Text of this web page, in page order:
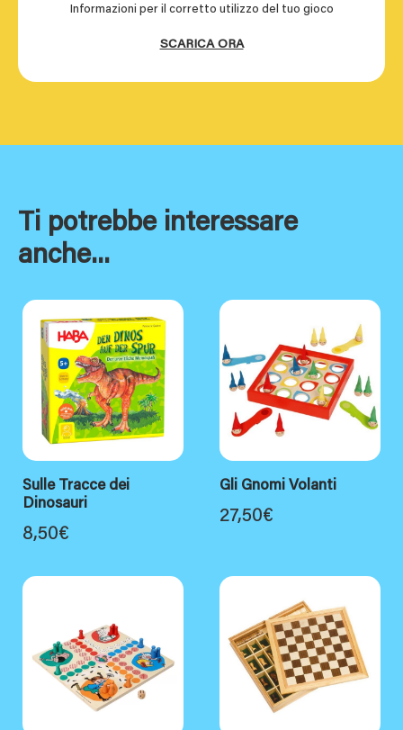
Informazioni per il corretto utilizzo del tuo gioco
SCARICA ORA
Ti potrebbe interessare
anche...
Sulle Tracce dei
Dinosauri
8,50€
Gli Gnomi Volanti
27,50€